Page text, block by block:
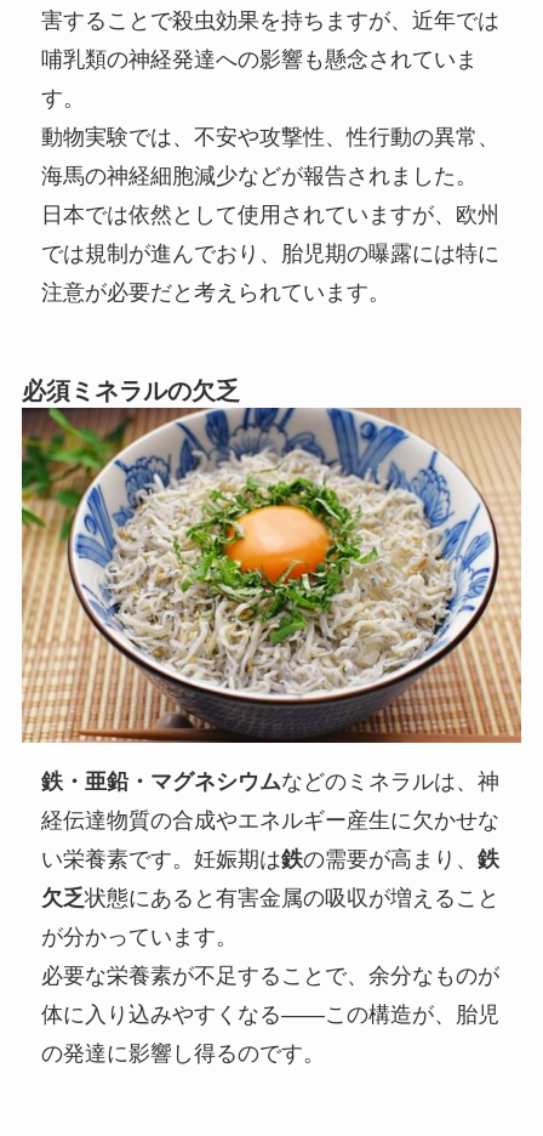
害することで殺虫効果を持ちますが、近年では
哺乳類の神経発達への影響も懸念されていま
す。
動物実験では、不安や攻撃性、性行動の異常、
海馬の神経細胞減少などが報告されました。
日本では依然として使用されていますが、欧州
では規制が進んでおり、胎児期の曝露には特に
注意が必要だと考えられています。
必須ミネラルの欠乏
鉄・亜鉛・マグネシウムなどのミネラルは、神
経伝達物質の合成やエネルギー産生に欠かせな
い栄養素です。妊娠期は鉄の需要が高まり、鉄
欠乏状態にあると有害金属の吸収が増えること
が分かっています。
必要な栄養素が不足することで、余分なものが
体に入り込みやすくなる――この構造が、胎児
の発達に影響し得るのです。